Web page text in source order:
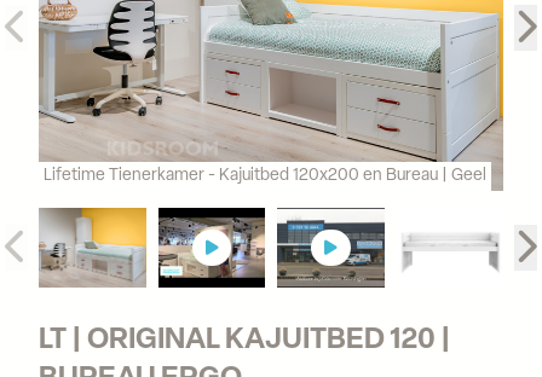
Lifetime Tienerkamer - Kajuitbed 120x200 en Bureau | Geel
LT | ORIGINAL KAJUITBED 120 |